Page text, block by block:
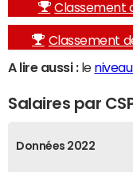
Classement
Classement
A lire aussi :le
Salaires par
Données 2022